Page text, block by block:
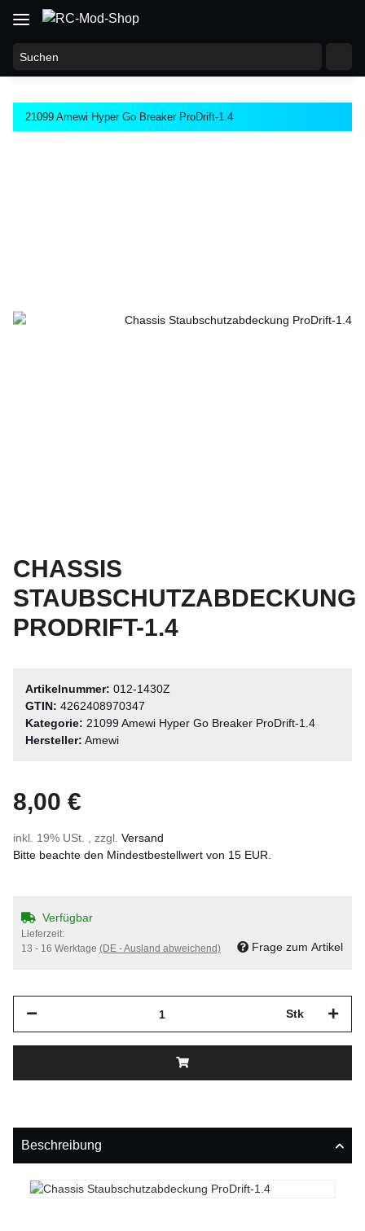
21099 Amewi Hyper Go Breaker ProDrift-1.4
CHASSIS
STAUBSCHUTZABDECKUNG
PRODRIFT-1.4
Artikelnummer: 012-1430Z
GTIN: 4262408970347
Kategorie: 21099 Amewi Hyper Go Breaker ProDrift-1.4
Hersteller: Amewi
8,00 €
inkl. 19% USt. , zzgl. Versand
Bitte beachte den Mindestbestellwert von 15 EUR.
Verfügbar
Lieferzeit:
13 - 16 Werktage (DE - Ausland abweichend) Frage zum Artikel
Stk
Beschreibung